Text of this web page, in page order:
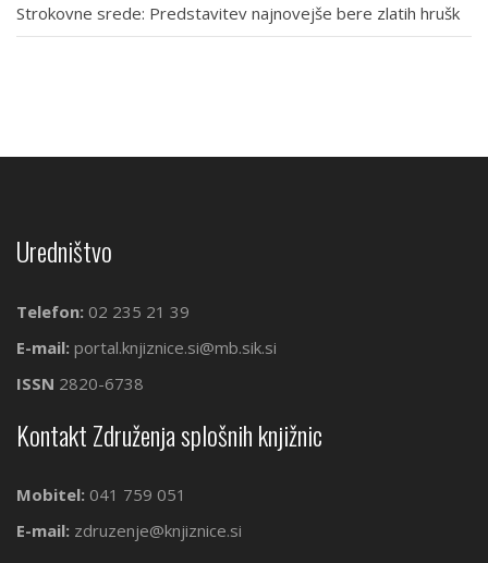
Strokovne srede: Predstavitev najnovejše bere zlatih hrušk
Uredništvo
Telefon: 02 235 21 39
E-mail: portal.knjiznice.si@mb.sik.si
ISSN 2820-6738
Kontakt Združenja splošnih knjižnic
Mobitel: 041 759 051
E-mail: zdruzenje@knjiznice.si